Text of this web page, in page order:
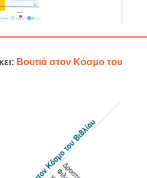
Βουτιά στον Κόσμο του